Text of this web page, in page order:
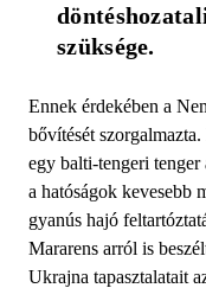
szüksége.
Ennek érdekében a
bővítését
egy balti-tengeri
a hatóságok kevesebb
gyanús hajó
Mararens arról is
Ukrajna tapasztalatait